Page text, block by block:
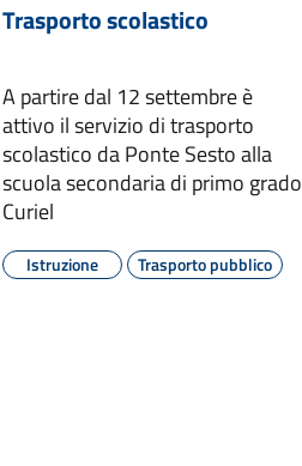
Trasporto scolastico
A partire dal 12 settembre è
attivo il servizio di trasporto
scolastico da Ponte Sesto alla
scuola secondaria di primo grado
Curiel
Istruzione Trasporto pubblico